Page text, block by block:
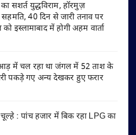
सशर्त युद्धविराम, हॉरमुज़
40 दिन से जारी तनाव पर
इस्लामाबाद में होगी अहम वार्ता
आड़ में चल रहा था जंगल में 52 ताश के
पकड़े गए अन्य देखकर हुए फरार
: पांच हजार में बिक रहा LPG का